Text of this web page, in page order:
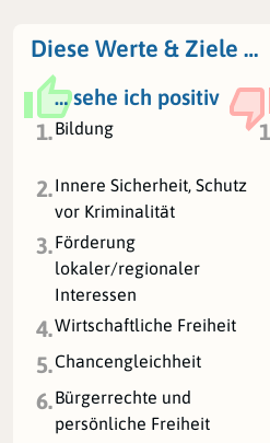
Diese Werte & Ziele …
… sehe ich positiv
1.Bildung
2.Innere Sicherheit, Schutz
vor Kriminalität
3.Förderung
lokaler/regionaler
Interessen
4.Wirtschaftliche Freiheit
5.Chancengleichheit
6.Bürgerrechte und
persönliche Freiheit